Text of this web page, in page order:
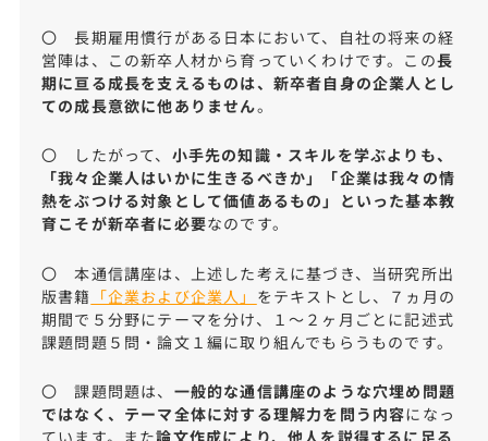
〇 長期雇用慣行がある日本において、自社の将来の経
営陣は、この新卒人材から育っていくわけです。この長
期に亘る成長を支えるものは、新卒者自身の企業人とし
ての成長意欲に他ありません。
〇 したがって、 小手先の知識・スキルを学ぶよりも、
「我々企業人はいかに生きるべきか」「企業は我々の情
熱をぶつける対象として価値あるもの」といった基本教
育こそが新卒者に必要なのです。
〇 本通信講座は、上述した考えに基づき、当研究所出
版書籍 「企業および企業人」 をテキストとし、７ヵ月の
期間で５分野にテーマを分け、１～２ヶ月ごとに記述式
課題問題５問・論文１編に取り組んでもらうものです。
〇 課題問題は、 一般的な通信講座のような穴埋め問題
ではなく、テーマ全体に対する理解力を問う内容になっ